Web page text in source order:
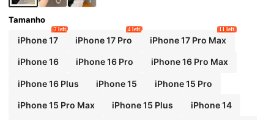
Tamanho
iPhone 17
7 left
iPhone 17 Pro
4 left
iPhone 17 Pro Max
11 left
iPhone 16 iPhone 16 Pro iPhone 16 Pro Max
iPhone 16 Plus iPhone 15 iPhone 15 Pro
iPhone 15 Pro Max iPhone 15 Plus iPhone 14